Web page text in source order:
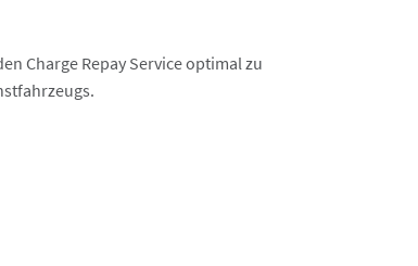
Charge Repay Service optimal zu